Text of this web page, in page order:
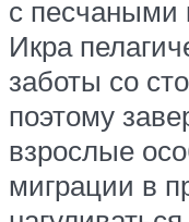
с песчаными
Икра
заботы со
поэтому
взрослые
миграции в